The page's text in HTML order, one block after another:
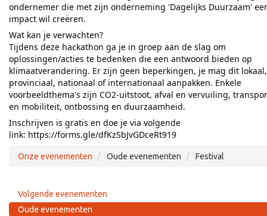
ondernemer die met zijn onderneming 'Dagelijks Duurzaam'
impact wil creëren.
Wat kan je verwachten?
Tijdens deze hackathon ga je in groep aan de slag om
oplossingen/acties te bedenken die een antwoord bieden op
klimaatverandering. Er zijn geen beperkingen, je mag dit lokaal,
provinciaal, nationaal of internationaal aanpakken. Enkele
voorbeeldthema's zijn CO2-uitstoot, afval en vervuiling,
en mobiliteit, ontbossing en duurzaamheid.
Inschrijven is gratis en doe je via volgende
link: https://forms.gle/dfKzSbJvGDceRt919
Onze evenementen Oude evenementen Festival
Volgende evenementen
Oude evenementen